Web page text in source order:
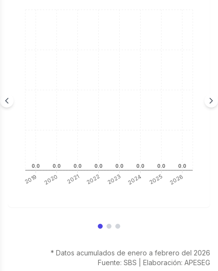
2019 2020 2021 2022 2023 2024 2025 2026
0.0 0.0 0.0 0.0 0.0 0.0 0.0 0.0
* Datos acumulados de enero a febrero del 2026
Fuente: SBS | Elaboración: APESEG